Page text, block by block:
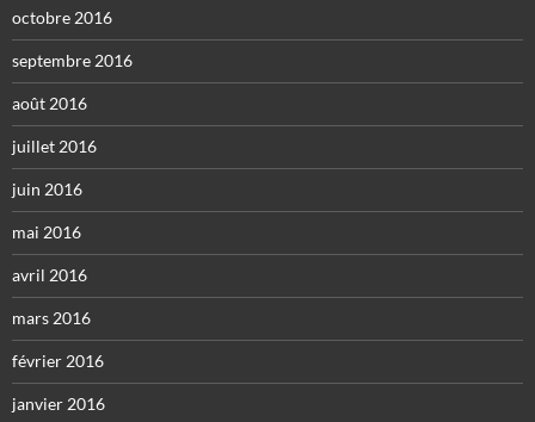
octobre 2016
septembre 2016
août 2016
juillet 2016
juin 2016
mai 2016
avril 2016
mars 2016
février 2016
janvier 2016